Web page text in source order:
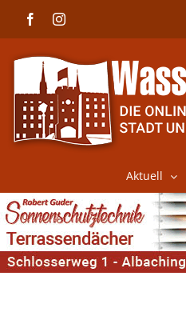
FacebookInstagram
Aktuell